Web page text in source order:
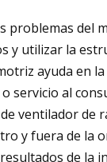
del
y utilizar la
ayuda en
servicio al
ventilador
y fuera de la
de la